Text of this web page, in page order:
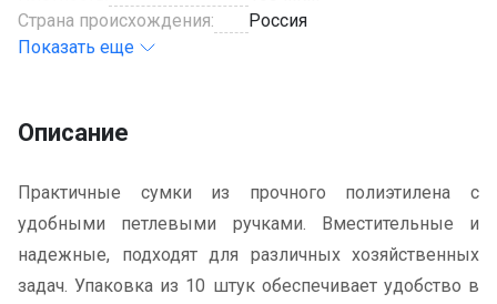
Страна происхождения:
Россия
Показать еще
Описание
Практичные сумки из прочного полиэтилена с
удобными петлевыми ручками. Вместительные и
надежные, подходят для различных хозяйственных
задач. Упаковка из 10 штук обеспечивает удобство в